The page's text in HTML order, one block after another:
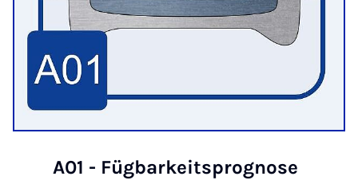
A01 - Füg­­­ba­r­keits­pro­­­gno­­­se